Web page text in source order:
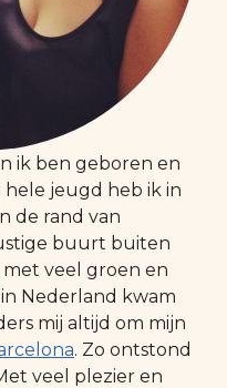
ik ben geboren en
hele jeugd heb ik in
de rand van
buurt buiten
veel groen en
Nederland kwam
mij altijd om mijn
. Zo ontstond
veel plezier en